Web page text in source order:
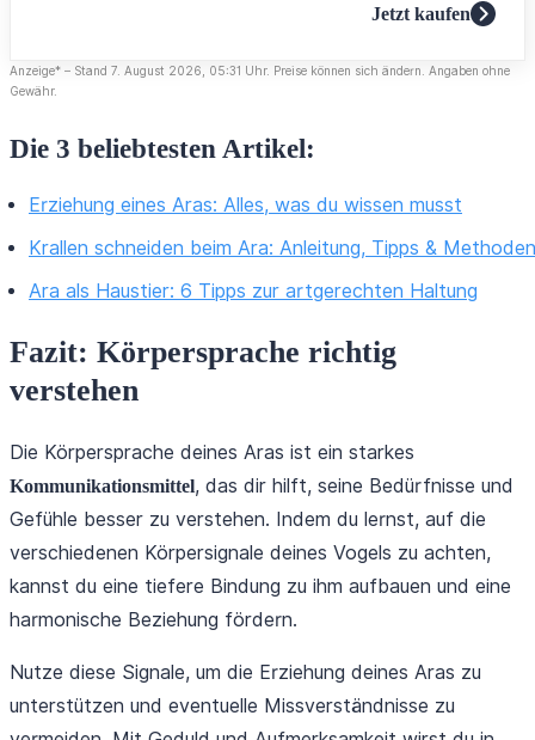
Jetzt kaufen
Anzeige* – Stand 7. August 2026, 05:31 Uhr. Preise können sich ändern. Angaben ohne
Gewähr.
Die 3 beliebtesten Artikel:
Erziehung eines Aras: Alles, was du wissen musst
Krallen schneiden beim Ara: Anleitung, Tipps & Methoden
Ara als Haustier: 6 Tipps zur artgerechten Haltung
Fazit: Körpersprache richtig
verstehen
Die Körpersprache deines Aras ist ein starkes
Kommunikationsmittel, das dir hilft, seine Bedürfnisse und
Gefühle besser zu verstehen. Indem du lernst, auf die
verschiedenen Körpersignale deines Vogels zu achten,
kannst du eine tiefere Bindung zu ihm aufbauen und eine
harmonische Beziehung fördern.
Nutze diese Signale, um die Erziehung deines Aras zu
unterstützen und eventuelle Missverständnisse zu